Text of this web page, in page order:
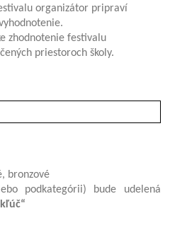
organizátor pripraví
zhodnotenie festivalu
priestoroch školy.
bronzové
podkategórii) bude udelená